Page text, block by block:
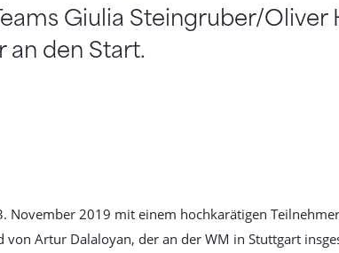
Giulia Steingruber/Oliver
an den Start.
November 2019 mit einem hochkarätigen
von Artur Dalaloyan, der an der WM in Stuttgart